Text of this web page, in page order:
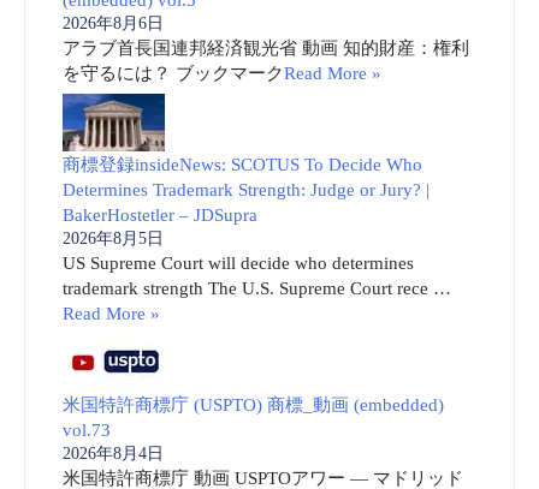
2026年8月6日
アラブ首長国連邦経済観光省 動画 知的財産：権利
を守るには？ ブックマークRead More »
商標登録insideNews: SCOTUS To Decide Who
Determines Trademark Strength: Judge or Jury? |
BakerHostetler – JDSupra
2026年8月5日
US Supreme Court will decide who determines
trademark strength The U.S. Supreme Court rece …
Read More »
米国特許商標庁 (USPTO) 商標_動画 (embedded)
vol.73
2026年8月4日
米国特許商標庁 動画 USPTOアワー ― マドリッド